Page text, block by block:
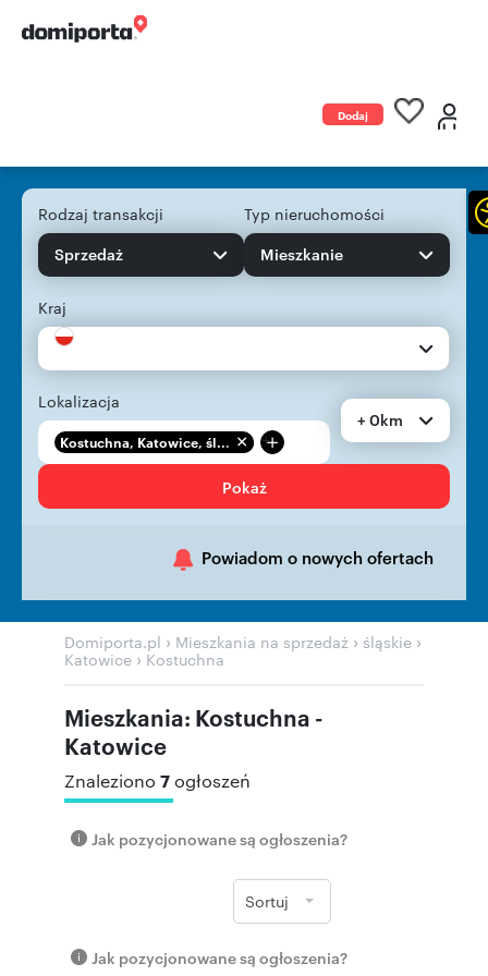
Dodaj
Rodzaj transakcji
Sprzedaż
Typ nieruchomości
Mieszkanie
Kraj
Lokalizacja
Kostuchna, Katowice, śl... +
+ 0km
Pokaż
Powiadom o nowych ofertach
Domiporta.pl › Mieszkania na sprzedaż › śląskie ›
Katowice › Kostuchna
Mieszkania: Kostuchna -
Katowice
Znaleziono 7ogłoszeń
Jak pozycjonowane są ogłoszenia?
Sortuj
Jak pozycjonowane są ogłoszenia?